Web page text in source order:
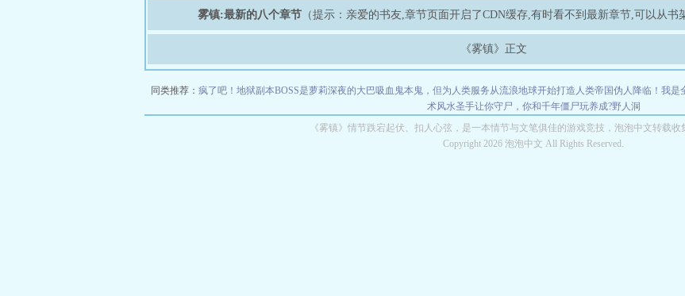
雾镇:最新的八个章节 （提示：亲爱的书友,章节页面开启了CDN缓存,有时看不到最新章节,可以从书
《雾镇》正文
同类推荐： 疯了吧！地狱副本BOSS是萝莉深夜的大巴吸血鬼本鬼，但为人类服务从流浪地球开始打造人类帝国伪人降临！我是
术风水圣手让你守尸，你和千年僵尸玩养成?野人洞
《雾镇》情节跌宕起伏、扣人心弦，是一本情节与文笔俱佳的游戏竞技，泡泡中文转载收
Copyright 2026 泡泡中文 All Rights Reserved.